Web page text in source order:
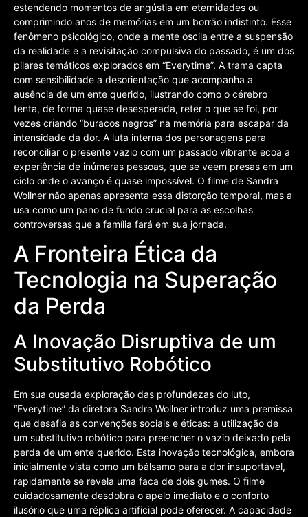
estendendo momentos de angústia em eternidades ou
comprimindo anos de memórias em um borrão indistinto. Esse
fenômeno psicológico, onde a mente oscila entre a suspensão
da realidade e a revisitação compulsiva do passado, é um dos
pilares temáticos explorados em “Everytime”. A trama capta
com sensibilidade a desorientação que acompanha a
ausência de um ente querido, ilustrando como o cérebro
tenta, de forma quase desesperada, reter o que se foi, por
vezes criando “buracos negros” na memória para escapar da
intensidade da dor. A luta interna dos personagens para
reconciliar o presente vazio com um passado vibrante ecoa a
experiência de inúmeras pessoas, que se veem presas em um
ciclo onde o avanço é quase impossível. O filme de Sandra
Wollner não apenas apresenta essa distorção temporal, mas a
usa como um pano de fundo crucial para as escolhas
controversas que a família fará em sua jornada.
A Fronteira Ética da
Tecnologia na Superação
da Perda
A Inovação Disruptiva de um
Substitutivo Robótico
Em sua ousada exploração das profundezas do luto,
“Everytime” da diretora Sandra Wollner introduz uma premissa
que desafia as convenções sociais e éticas: a utilização de
um substitutivo robótico para preencher o vazio deixado pela
perda de um ente querido. Esta inovação tecnológica, embora
inicialmente vista como um bálsamo para a dor insuportável,
rapidamente se revela uma faca de dois gumes. O filme
cuidadosamente desdobra o apelo imediato e o conforto
ilusório que uma réplica artificial pode oferecer. A capacidade